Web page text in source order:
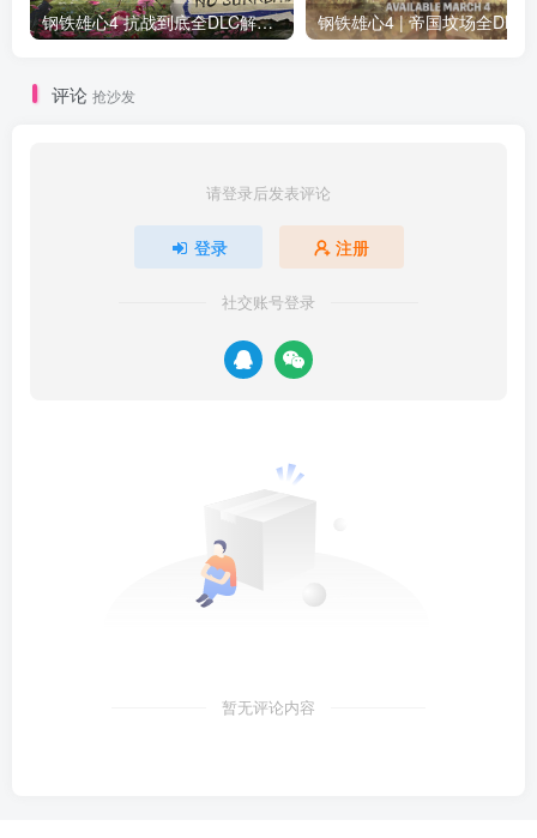
钢铁雄心4 抗战到底全DLC解锁补丁免费分享 1.17最新版2025
评论 抢沙发
请登录后发表评论
登录 注册
社交账号登录
暂无评论内容